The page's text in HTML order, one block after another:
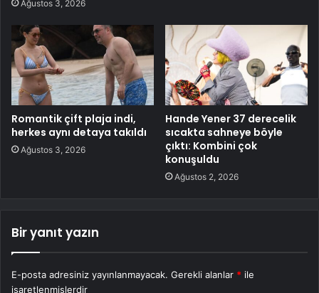
Ağustos 3, 2026
Romantik çift plaja indi,
herkes aynı detaya takıldı
Ağustos 3, 2026
Hande Yener 37 derecelik
sıcakta sahneye böyle
çıktı: Kombini çok
konuşuldu
Ağustos 2, 2026
Bir yanıt yazın
E-posta adresiniz yayınlanmayacak. Gerekli alanlar * ile
işaretlenmişlerdir